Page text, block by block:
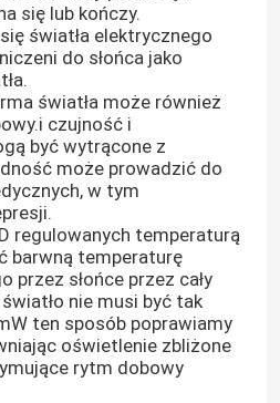
krawędzi
się lub kończy.
światła elektrycznego
do słońca jako
światła może również
czujność i
być wytrącone z
może prowadzić do
w tym
regulowanych temperaturą
barwną temperaturę
przez słońce przez cały
nie musi być tak
ten sposób poprawiamy
oświetlenie zbliżone
rytm dobowy